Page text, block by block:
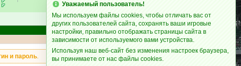
90
Счёт
и пароль.
Уважаемый пользователь!
Мы используем файлы cookies, чтобы отличать вас от
других пользователей сайта, сохранять ваши игровые
настройки, правильно отображать страницы сайта в
зависимости от используемого вами устройства.
Используя наш веб-сайт без изменения настроек браузера,
вы принимаете от нас файлы cookies.